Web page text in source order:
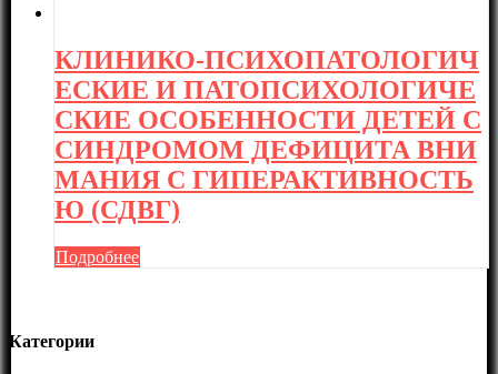
КЛИНИКО-ПСИХОПАТОЛОГИЧ
ЕСКИЕ И ПАТОПСИХОЛОГИЧЕ
СКИЕ ОСОБЕННОСТИ ДЕТЕЙ С
СИНДРОМОМ ДЕФИЦИТА ВНИ
МАНИЯ С ГИПЕРАКТИВНОСТЬ
Ю (СДВГ)
Подробнее
Категории